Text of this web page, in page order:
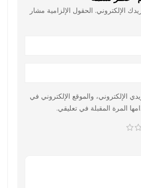
الإلكتروني. الحقول الإلزامية مشار
الإلكتروني، والموقع الإلكتروني في
المرة المقبلة في تعليقي.